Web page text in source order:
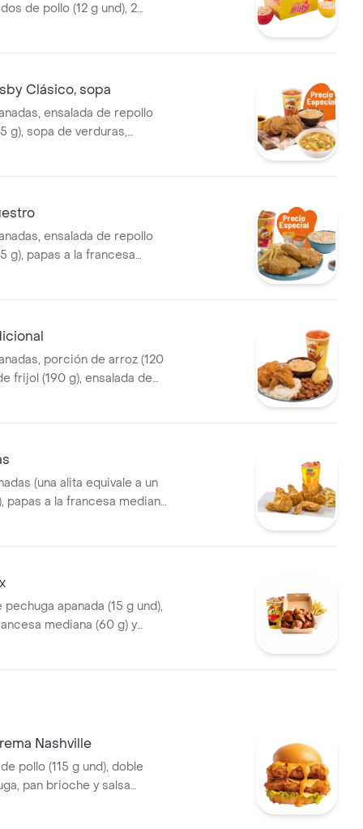
de pollo (12 g und), 2
papas francesas medianas
Clásico, sopa
ensalada de repollo
g), sopa de verduras,
(350 g) y gaseosa
ensalada de repollo
g), papas a la francesa
y gaseosa (325 ml)
porción de arroz (120
frijol (190 g), ensalada de
(145 g), 2 arepas y
(una alita equivale a un
papas a la francesa mediana
(325 ml)
pechuga apanada (15 g und),
mediana (60 g) y
ml)
Nashville
pollo (115 g und), doble
pan brioche y salsa
Nashville